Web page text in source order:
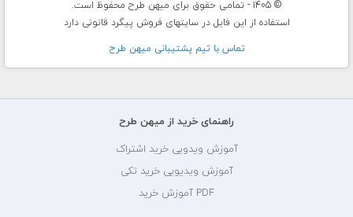
© 1405 - تمامی حقوق برای میهن طرح محفوظ است.
استفاده از این فایل در سایتهای فروش پیگرد قانونی دارد
تماس با تيم پشتيبانی ميهن طرح
راهنمای خرید از میهن طرح
آموزش ویدویی خرید اشتراک
آموزش ویدیویی خرید تکی
PDF آموزش خرید